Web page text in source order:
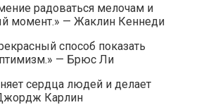
радоваться мелочам и
момент.» — Жаклин Кеннеди
способ показать
— Брюс Ли
сердца людей и делает
Карлин